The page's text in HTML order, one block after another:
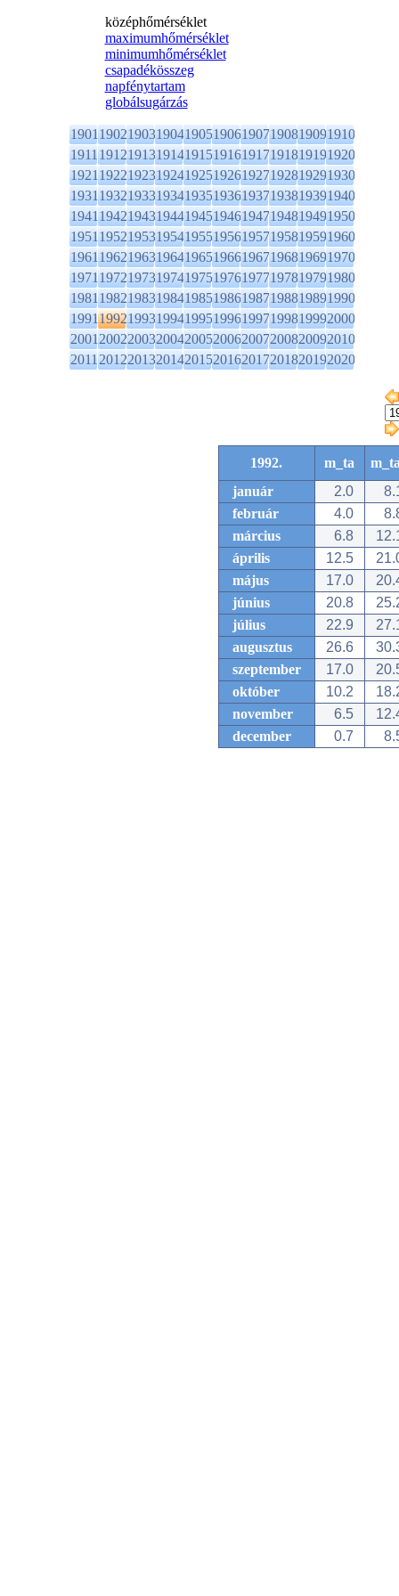
középhőmérséklet
maximumhőmérséklet
minimumhőmérséklet
csapadékösszeg
napfénytartam
globálsugárzás
1901190219031904190519061907190819091910
1911191219131914191519161917191819191920
1921192219231924192519261927192819291930
1931193219331934193519361937193819391940
1941194219431944194519461947194819491950
1951195219531954195519561957195819591960
1961196219631964196519661967196819691970
1971197219731974197519761977197819791980
1981198219831984198519861987198819891990
1991199219931994199519961997199819992000
2001200220032004200520062007200820092010
2011201220132014201520162017201820192020
1992. m_ta
január
2.0
február
4.0
március
6.8
április
12.5
május
17.0
június
20.8
július
22.9
augusztus
26.6
szeptember
17.0
október
10.2
november
6.5
december
0.7